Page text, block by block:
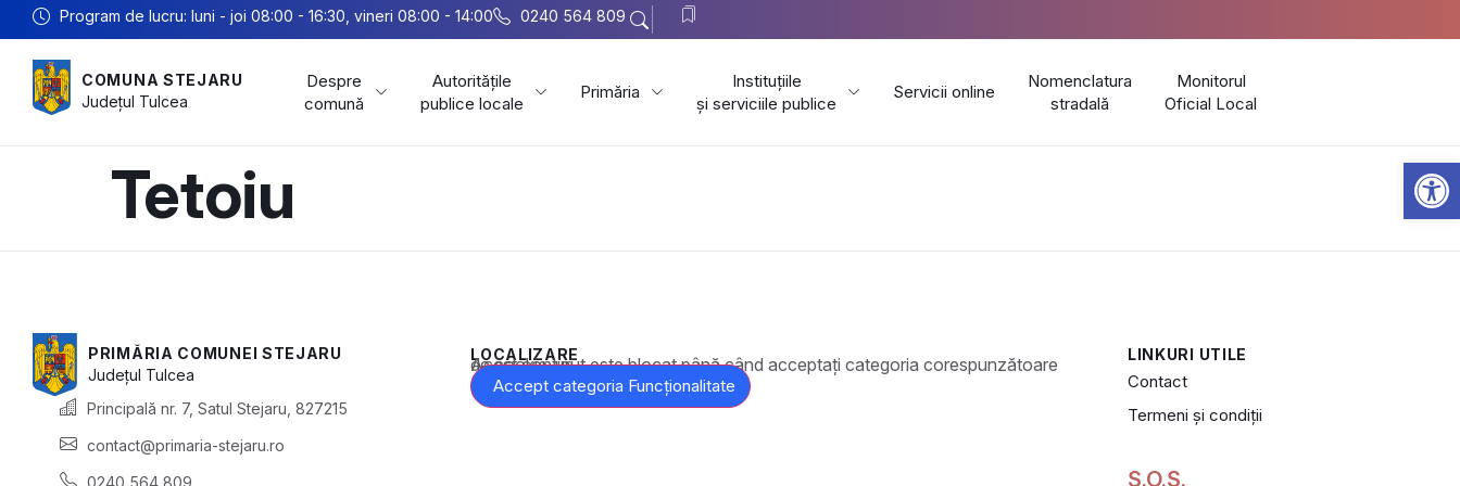
Program de lucru: luni - joi 08:00 - 16:30, vineri 08:00 - 14:00 0240 564 809
COMUNA STEJARU
Județul Tulcea
Despre
comună
Autoritățile
publice locale
Primăria
Instituțiile
și serviciile publice
Servicii online
Nomenclatura
stradală
Monitorul
Oficial Local
Tetoiu
PRIMĂRIA COMUNEI STEJARU
Județul Tulcea
Principală nr. 7, Satul Stejaru, 827215
contact@primaria-stejaru.ro
0240 564 809
LOCALIZARE
Acest conținut este blocat până când acceptați categoria corespunzătoare de cookie-uri.
Accept categoria Funcționalitate
LINKURI UTILE
Contact
Termeni și condiții
S.O.S.